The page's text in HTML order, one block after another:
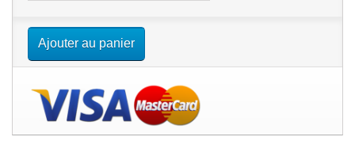
Ajouter au panier